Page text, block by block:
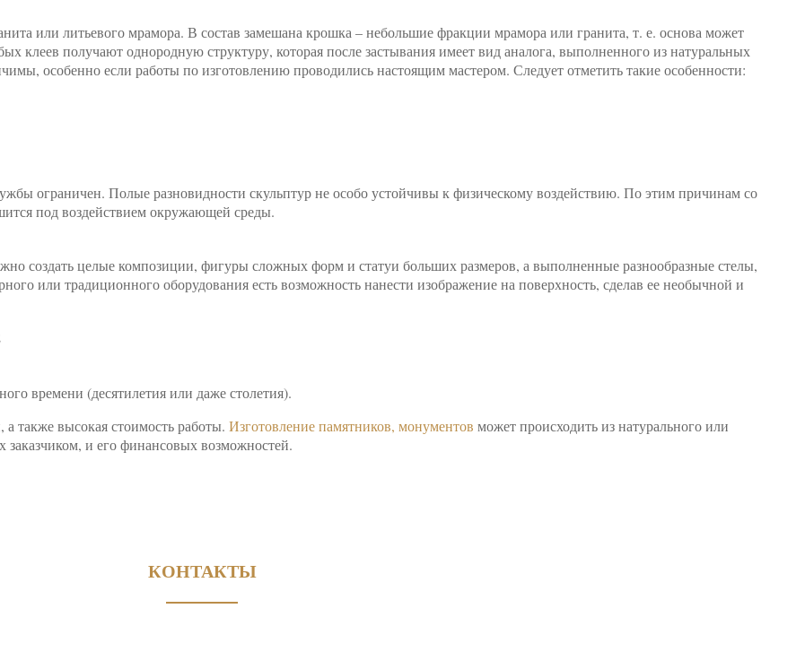
или литьевого мрамора. В состав замешана крошка – небольшие фракции мрамора или гранита, т. е. основа может
клеев получают однородную структуру, которая после застывания имеет вид аналога, выполненного из натуральных
особенно если работы по изготовлению проводились настоящим мастером. Следует отметить такие особенности:
ограничен. Полые разновидности скульптур не особо устойчивы к физическому воздействию. По этим причинам со
под воздействием окружающей среды.
создать целые композиции, фигуры сложных форм и статуи больших размеров, а выполненные разнообразные стелы,
или традиционного оборудования есть возможность нанести изображение на поверхность, сделав ее необычной и
времени (десятилетия или даже столетия).
также высокая стоимость работы. Изготовление памятников, монументов может происходить из натурального или
заказчиком, и его финансовых возможностей.
КОНТАКТЫ